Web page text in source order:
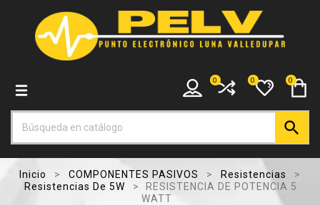
0
0
0

Inicio COMPONENTES PASIVOS
Resistencias
Resistencias De 5W
RESISTENCIA DE POTENCIA 5
WATT